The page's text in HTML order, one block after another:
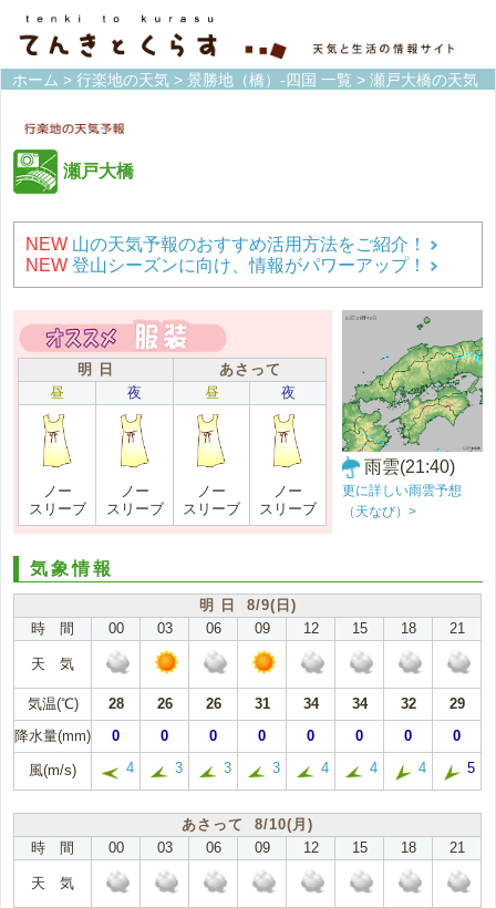
ホーム > 行楽地の天気 > 景勝地（橋）-四国 一覧 > 瀬戸大橋の天気
瀬戸大橋
NEW 山の天気予報のおすすめ活用方法をご紹介！
NEW 登山シーズンに向け、情報がパワーアップ！
明 日
あさって
昼
夜 昼 夜
ノー
スリーブ
ノー
スリーブ
ノー
スリーブ
ノー
スリーブ
雨雲(21:40)
更に詳しい雨雲予想
（天なび）>
気象情報
明 日 8/9(日)
時 間
00 03 06 09 12 15 18 21
天 気
気温(℃) 28 26 26 31 34 34 32
29
降水量(mm)
0 0 0 0 0 0 0 0
風(m/s) 4 3 3 3 4 4 4 5
あさって 8/10(月)
時 間
00 03 06 09 12 15 18 21
天 気